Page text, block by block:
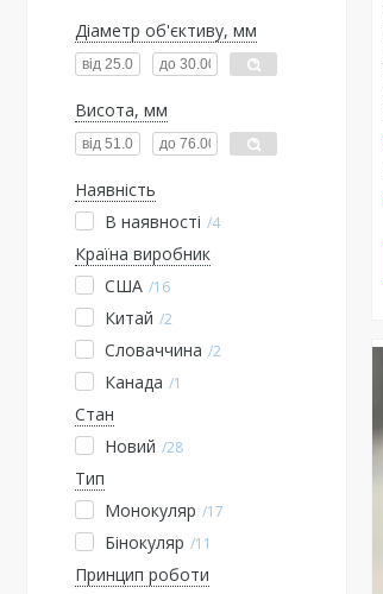
Діаметр об'єктиву, мм
Висота, мм
Наявність
В наявності
4
Країна виробник
США 16
Китай 2
Словаччина 2
Канада 1
Стан
Новий 28
Тип
Монокуляр
17
Бінокуляр 11
Принцип роботи